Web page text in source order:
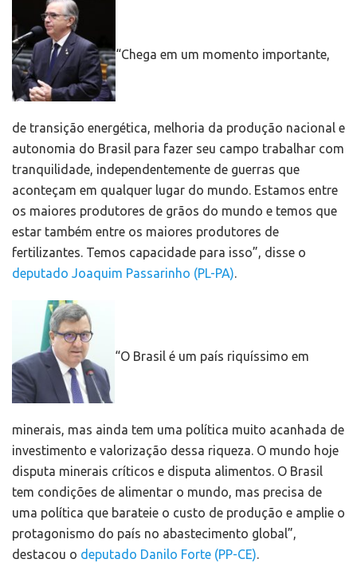
“Chega em um momento importante,
de transição energética, melhoria da produção nacional e
autonomia do Brasil para fazer seu campo trabalhar com
tranquilidade, independentemente de guerras que
aconteçam em qualquer lugar do mundo. Estamos entre
os maiores produtores de grãos do mundo e temos que
estar também entre os maiores produtores de
fertilizantes. Temos capacidade para isso”, disse o
deputado Joaquim Passarinho (PL-PA).
“O Brasil é um país riquíssimo em
minerais, mas ainda tem uma política muito acanhada de
investimento e valorização dessa riqueza. O mundo hoje
disputa minerais críticos e disputa alimentos. O Brasil
tem condições de alimentar o mundo, mas precisa de
uma política que barateie o custo de produção e amplie o
protagonismo do país no abastecimento global”,
destacou o deputado Danilo Forte (PP-CE).